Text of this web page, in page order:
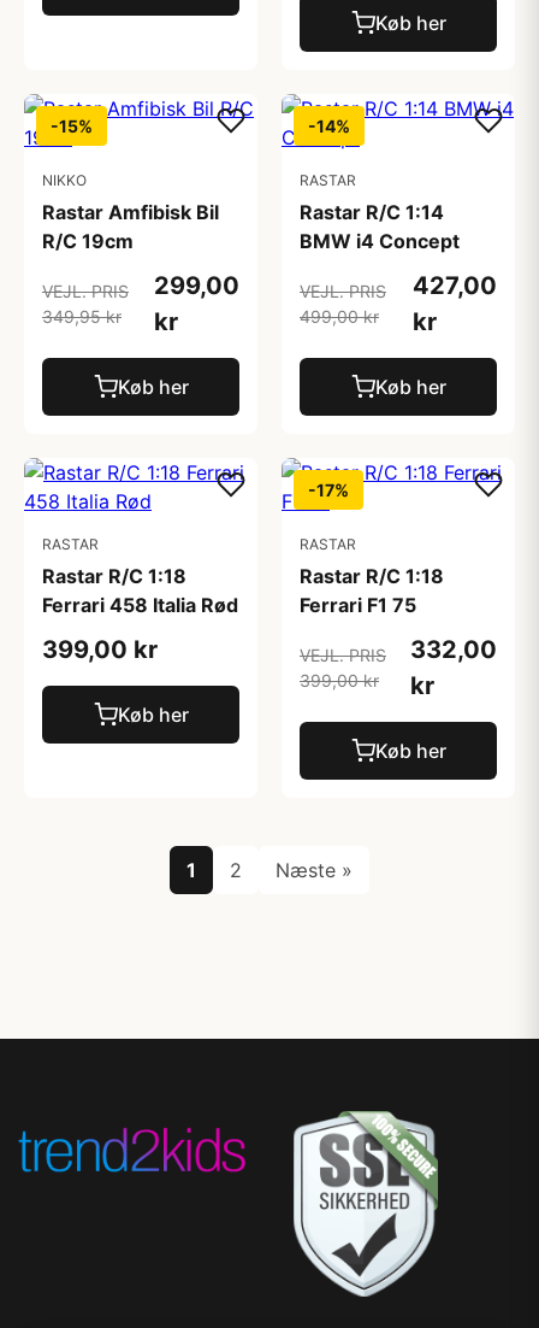
Køb her
-15%
NIKKO
Rastar Amfibisk Bil
R/C 19cm
VEJL. PRIS
349,95 kr
299,00
kr
Køb her
-14%
RASTAR
Rastar R/C 1:14
BMW i4 Concept
VEJL. PRIS
499,00 kr
427,00
kr
Køb her
RASTAR
Rastar R/C 1:18
Ferrari 458 Italia Rød
399,00 kr
Køb her
-17%
RASTAR
Rastar R/C 1:18
Ferrari F1 75
VEJL. PRIS
399,00 kr
332,00
kr
Køb her
1 2 Næste »